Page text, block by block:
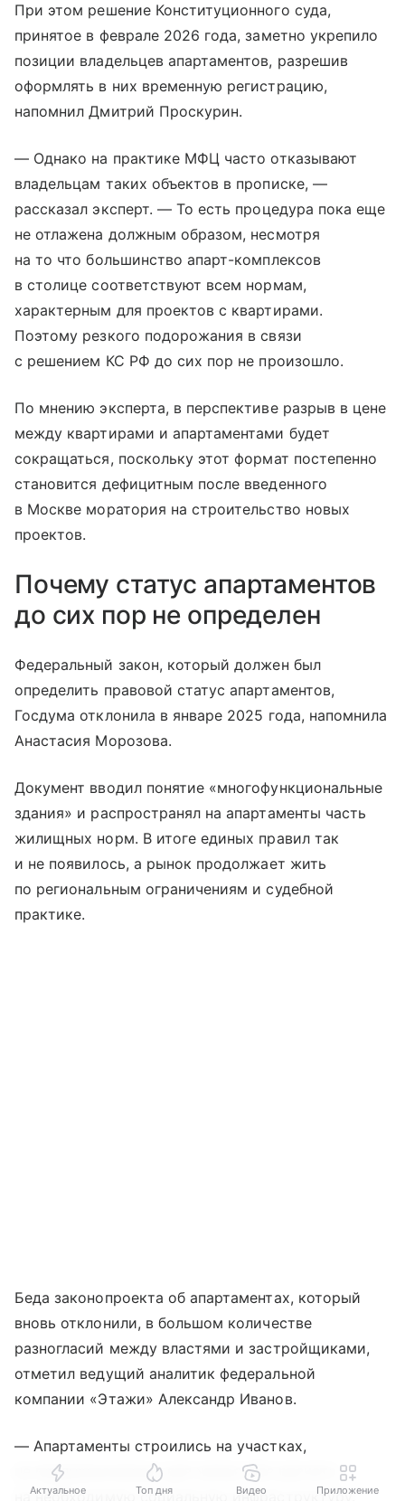
При этом решение Конституционного суда,
принятое в феврале 2026 года, заметно укрепило
позиции владельцев апартаментов, разрешив
оформлять в них временную регистрацию,
напомнил Дмитрий Проскурин.
— Однако на практике МФЦ часто отказывают
владельцам таких объектов в прописке, —
рассказал эксперт. — То есть процедура пока еще
не отлажена должным образом, несмотря
на то что большинство апарт-комплексов
в столице соответствуют всем нормам,
характерным для проектов с квартирами.
Поэтому резкого подорожания в связи
с решением КС РФ до сих пор не произошло.
По мнению эксперта, в перспективе разрыв в цене
между квартирами и апартаментами будет
сокращаться, поскольку этот формат постепенно
становится дефицитным после введенного
в Москве моратория на строительство новых
проектов.
Почему статус апартаментов
до сих пор не определен
Федеральный закон, который должен был
определить правовой статус апартаментов,
Госдума отклонила в январе 2025 года, напомнила
Анастасия Морозова.
Документ вводил понятие «многофункциональные
здания» и распространял на апартаменты часть
жилищных норм. В итоге единых правил так
и не появилось, а рынок продолжает жить
по региональным ограничениям и судебной
практике.
Беда законопроекта об апартаментах, который
вновь отклонили, в большом количестве
разногласий между властями и застройщиками,
отметил ведущий аналитик федеральной
компании «Этажи» Александр Иванов.
— Апартаменты строились на участках,
не предназначенных для жилья, без расчета
на необходимую социальную инфраструктуру.
Актуальное Топ дня Видео Приложение